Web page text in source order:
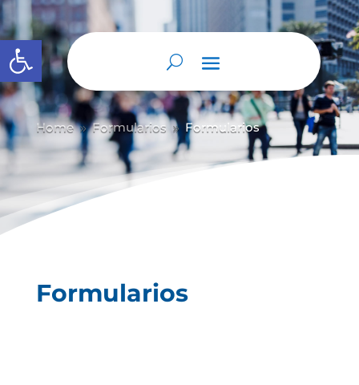
Abrir barra de herramientas
Home 9 Formularios 9 Formularios
Formularios